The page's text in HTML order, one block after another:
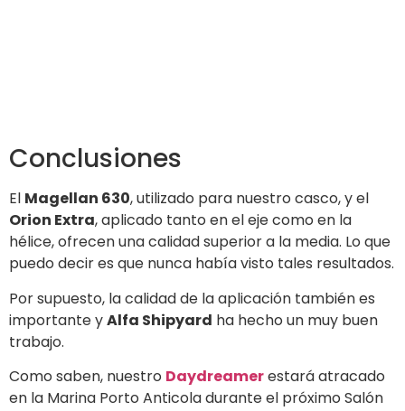
Conclusiones
El Magellan 630, utilizado para nuestro casco, y el
Orion Extra, aplicado tanto en el eje como en la
hélice, ofrecen una calidad superior a la media. Lo que
puedo decir es que nunca había visto tales resultados.
Por supuesto, la calidad de la aplicación también es
importante yAlfa Shipyard ha hecho un muy buen
trabajo.
Como saben, nuestro Daydreamerestará atracado
en la Marina Porto Anticola durante el próximo Salón